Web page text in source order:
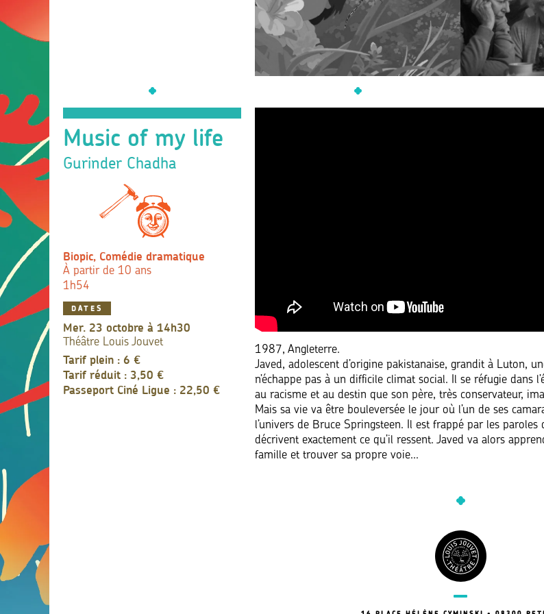
Music of my life
Gurinder Chadha
Biopic, Comédie dramatique
À partir de 10 ans
1h54
DATES
mer. 23 octobre à 14h30
Théâtre Louis Jouvet
Tarif plein : 6 €
Tarif réduit : 3,50 €
Passeport Ciné Ligue : 22,50 €
1987, Angleterre.
Javed, adolescent d’origine pakistanaise, grandit à Luton,
n’échappe pas à un difficile climat social. Il se réfugie dans
au racisme et au destin que son père, très conservateur,
Mais sa vie va être bouleversée le jour où l’un de ses
l’univers de Bruce Springsteen. Il est frappé par les paroles
décrivent exactement ce qu’il ressent. Javed va alors
famille et trouver sa propre voie...